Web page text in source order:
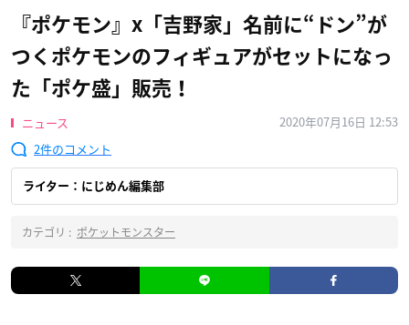
『ポケモン』x「吉野家」名前に“ドン”が
つくポケモンのフィギュアがセットになっ
た「ポケ盛」販売！
ニュース
2020年07月16日 12:53
2
ライター：にじめん編集部
カテゴリ : ポケットモンスター